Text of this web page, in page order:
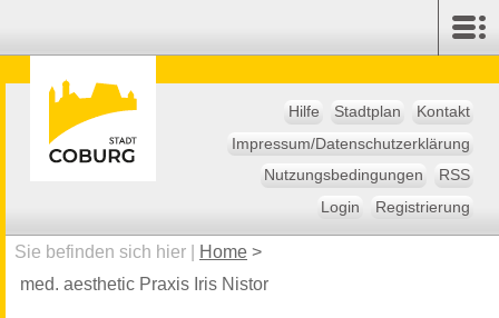
Hilfe Stadtplan
Kontakt
Impressum/Datenschutzerklärung
Nutzungsbedingungen
RSS
Login
Registrierung
Sie befinden sich hier | Home >
med. aesthetic Praxis Iris Nistor